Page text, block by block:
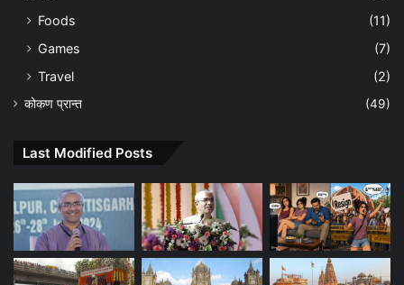
Foods
(11)
Games
(7)
Travel
(2)
कोकण प्रान्त (49)
Last Modified Posts